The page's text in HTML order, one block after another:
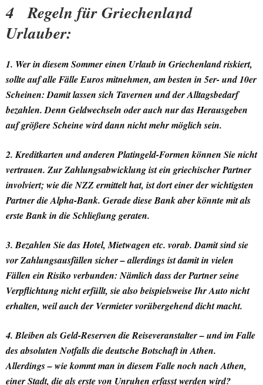
4 Regeln für Griechenland
Urlauber:
1. Wer in diesem Sommer einen Urlaub in Griechenland riskiert,
sollte auf alle Fälle Euros mitnehmen, am besten in 5er- und 10er
Scheinen: Damit lassen sich Tavernen und der Alltagsbedarf
bezahlen. Denn Geldwechseln oder auch nur das Herausgeben
auf größere Scheine wird dann nicht mehr möglich sein.
2. Kreditkarten und anderen Platingeld-Formen können Sie nicht
vertrauen. Zur Zahlungsabwicklung ist ein griechischer Partner
involviert; wie die NZZ ermittelt hat, ist dort einer der wichtigsten
Partner die Alpha-Bank. Gerade diese Bank aber könnte mit als
erste Bank in die Schließung geraten.
3. Bezahlen Sie das Hotel, Mietwagen etc. vorab. Damit sind sie
vor Zahlungsausfällen sicher – allerdings ist damit in vielen
Fällen ein Risiko verbunden: Nämlich dass der Partner seine
Verpflichtung nicht erfüllt, sie also beispielsweise Ihr Auto nicht
erhalten, weil auch der Vermieter vorübergehend dicht macht.
4. Bleiben als Geld-Reserven die Reiseveranstalter – und im Falle
des absoluten Notfalls die deutsche Botschaft in Athen.
Allerdings – wie kommt man in diesem Falle noch nach Athen,
einer Stadt, die als erste von Unruhen erfasst werden wird?